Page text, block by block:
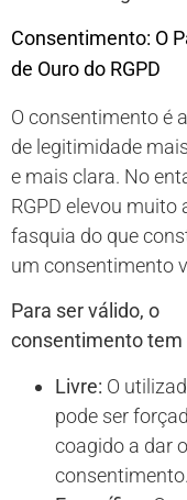
Consentimento: O
de Ouro do RGPD
O consentimento é
de legitimidade
e mais clara. No
RGPD elevou muito
fasquia do que
um consentimento
Para ser válido, o
consentimento tem
Livre: O
pode ser
coagido a dar o
consentimento.